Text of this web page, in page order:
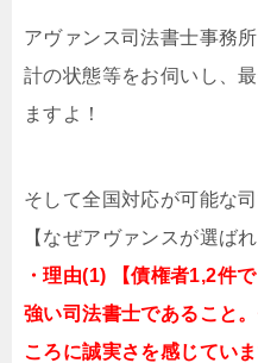
アヴァンス司法書士事務
計の状態等をお伺いし、
ますよ！
そして全国対応が可能な
【なぜアヴァンスが選ばれ
・理由(1) 【債権者1,2件
強い司法書士であること
ころに誠実さを感じてい